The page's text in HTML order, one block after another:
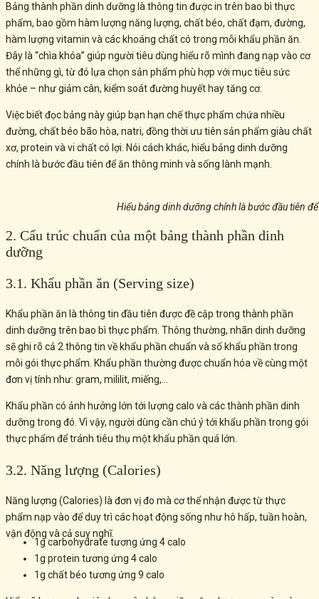
Bảng thành phần dinh dưỡng là thông tin được in trên bao bì thực
phẩm, bao gồm hàm lượng năng lượng, chất béo, chất đạm, đường,
hàm lượng vitamin và các khoáng chất có trong mỗi khẩu phần ăn.
Đây là “chìa khóa” giúp người tiêu dùng hiểu rõ mình đang nạp vào cơ
thể những gì, từ đó lựa chọn sản phẩm phù hợp với mục tiêu sức
khỏe – như giảm cân, kiểm soát đường huyết hay tăng cơ.
Việc biết đọc bảng này giúp bạn hạn chế thực phẩm chứa nhiều
đường, chất béo bão hòa, natri, đồng thời ưu tiên sản phẩm giàu chất
xơ, protein và vi chất có lợi. Nói cách khác, hiểu bảng dinh dưỡng
chính là bước đầu tiên để ăn thông minh và sống lành mạnh.
Hiểu bảng dinh dưỡng chính là bước đầu tiên
2. Cấu trúc chuẩn của một bảng thành phần dinh
dưỡng
3.1. Khẩu phần ăn (Serving size)
Khẩu phần ăn là thông tin đầu tiên được đề cập trong thành phần
dinh dưỡng trên bao bì thực phẩm. Thông thường, nhãn dinh dưỡng
sẽ ghi rõ cả 2 thông tin về khẩu phần chuẩn và số khẩu phần trong
mỗi gói thực phẩm. Khẩu phần thường được chuẩn hóa về cùng một
đơn vị tính như: gram, mililit, miếng,…
Khẩu phần có ảnh hưởng lớn tới lượng calo và các thành phần dinh
dưỡng trong đó. Vì vậy, người dùng cần chú ý tới khẩu phần trong gói
thực phẩm để tránh tiêu thụ một khẩu phần quá lớn.
3.2. Năng lượng (Calories)
Năng lượng (Calories) là đơn vị đo mà cơ thể nhận được từ thực
phẩm nạp vào để duy trì các hoạt động sống như hô hấp, tuần hoàn,
vận động và cả suy nghĩ.
1g carbohydrate tương ứng 4 calo
1g protein tương ứng 4 calo
1g chất béo tương ứng 9 calo